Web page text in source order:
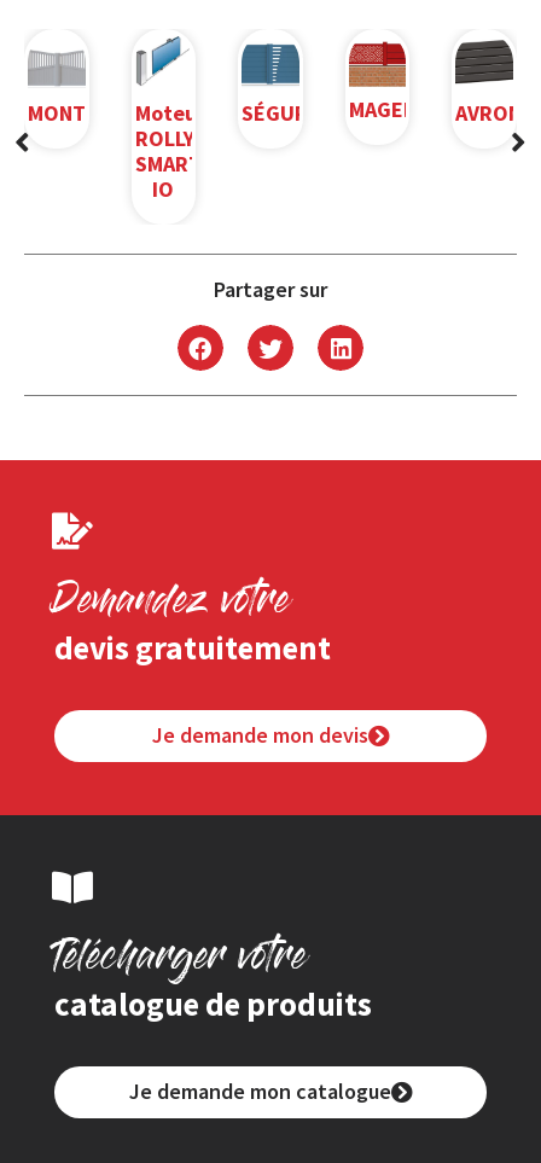
MONTSOURISMoteur
ROLLY
SMART
IO
SÉGUR MAGENTA AVRON
Partager sur
Demandez votre
devis gratuitement
Je demande mon devis
Télécharger votre
catalogue de produits
Je demande mon catalogue